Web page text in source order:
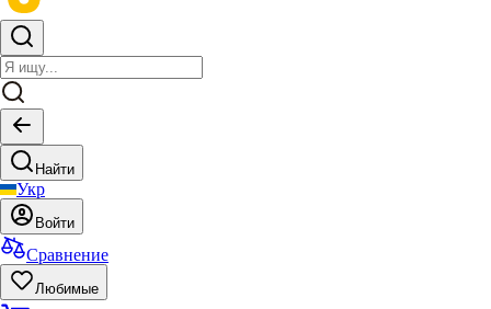
Найти
Укр
Войти
Сравнение
Любимые